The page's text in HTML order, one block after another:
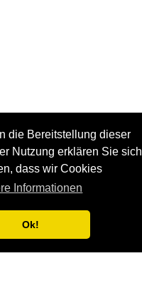
die Bereitstellung dieser
Nutzung erklären Sie sich
dass wir Cookies
Informationen
Ok!